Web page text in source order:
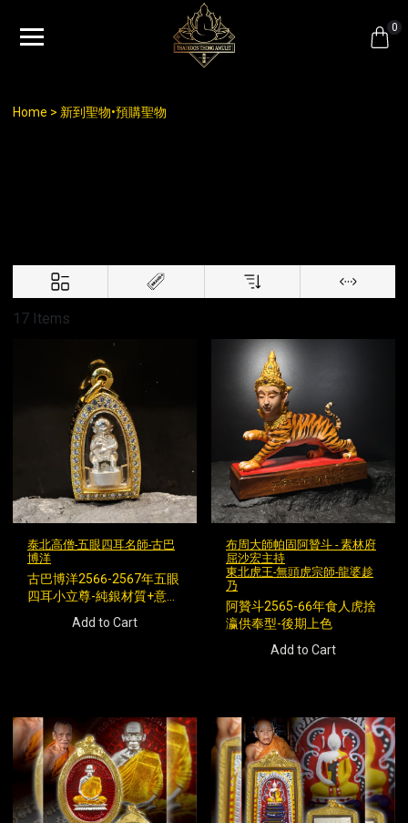
0
Home 新到聖物•預購聖物
17 Items
泰北高僧-五眼四耳名師-古巴
博洋
古巴博洋2566-2567年五眼
四耳小立尊-純銀材質+意大
Add to Cart
布周大師帕固阿贊斗 - 素林府
屈沙宏主持
東北虎王-無頭虎宗師-龍婆趁
乃
阿贊斗2565-66年食人虎捨
瀛供奉型-後期上色
Add to Cart